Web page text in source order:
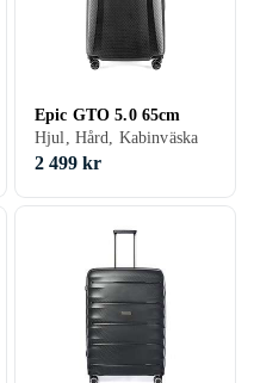
Epic GTO 5.0 65cm
Hjul, Hård, Kabinväska
2 499 kr